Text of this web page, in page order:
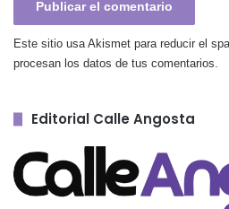
Este sitio usa Akismet para reducir el
procesan los datos de tus comentarios.
Editorial Calle Angosta